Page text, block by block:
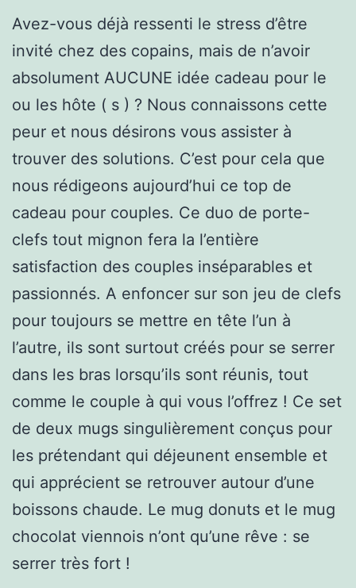
Avez-vous déjà ressenti le stress d’être
invité chez des copains, mais de n’avoir
absolument AUCUNE idée cadeau pour le
ou les hôte ( s ) ? Nous connaissons cette
peur et nous désirons vous assister à
trouver des solutions. C’est pour cela que
nous rédigeons aujourd’hui ce top de
cadeau pour couples. Ce duo de porte-
clefs tout mignon fera la l’entière
satisfaction des couples inséparables et
passionnés. A enfoncer sur son jeu de clefs
pour toujours se mettre en tête l’un à
l’autre, ils sont surtout créés pour se serrer
dans les bras lorsqu’ils sont réunis, tout
comme le couple à qui vous l’offrez ! Ce set
de deux mugs singulièrement conçus pour
les prétendant qui déjeunent ensemble et
qui apprécient se retrouver autour d’une
boissons chaude. Le mug donuts et le mug
chocolat viennois n’ont qu’une rêve : se
serrer très fort !